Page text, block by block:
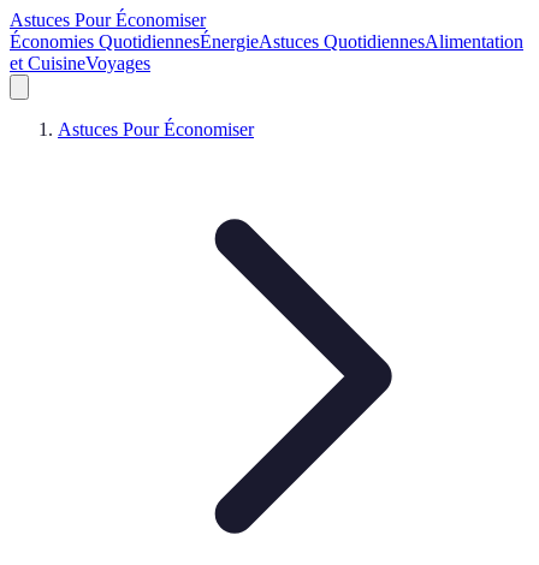
Astuces Pour Économiser
Économies QuotidiennesÉnergieAstuces QuotidiennesAlimentation
et CuisineVoyages
Astuces Pour Économiser